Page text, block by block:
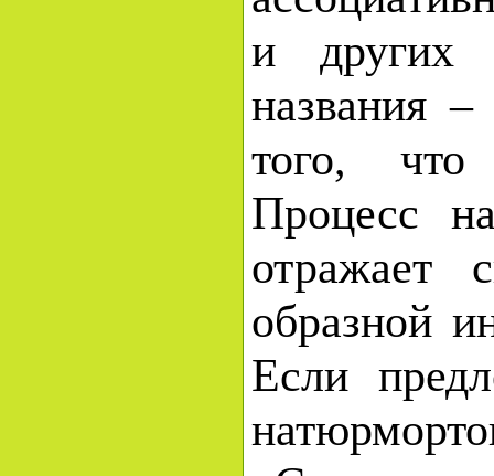
и других
названия
того, что
Процесс
отражает
образной
Если